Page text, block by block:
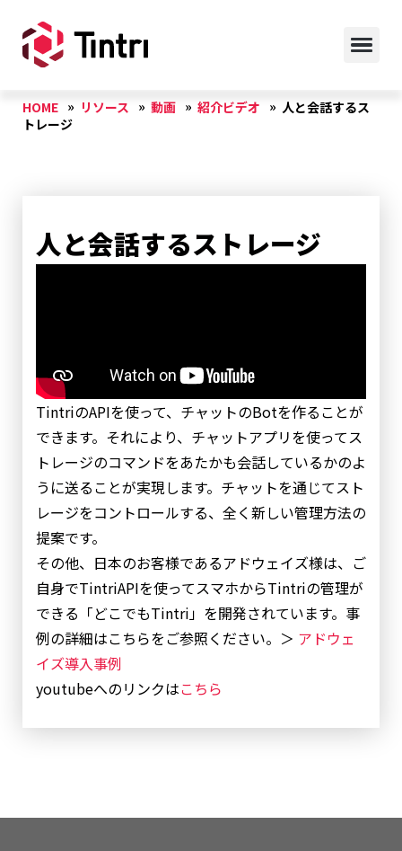
HOME リソース 動画 紹介ビデオ
人と会話するス
トレージ
人と会話するストレージ
TintriのAPIを使って、チャットのBotを作ることが
できます。それにより、チャットアプリを使ってス
トレージのコマンドをあたかも会話しているかのよ
うに送ることが実現します。チャットを通じてスト
レージをコントロールする、全く新しい管理方法の
提案です。
その他、日本のお客様であるアドウェイズ様は、ご
自身でTintriAPIを使ってスマホからTintriの管理が
できる「どこでもTintri」を開発されています。事
例の詳細はこちらをご参照ください。＞ アドウェ
イズ導入事例
youtubeへのリンクはこちら